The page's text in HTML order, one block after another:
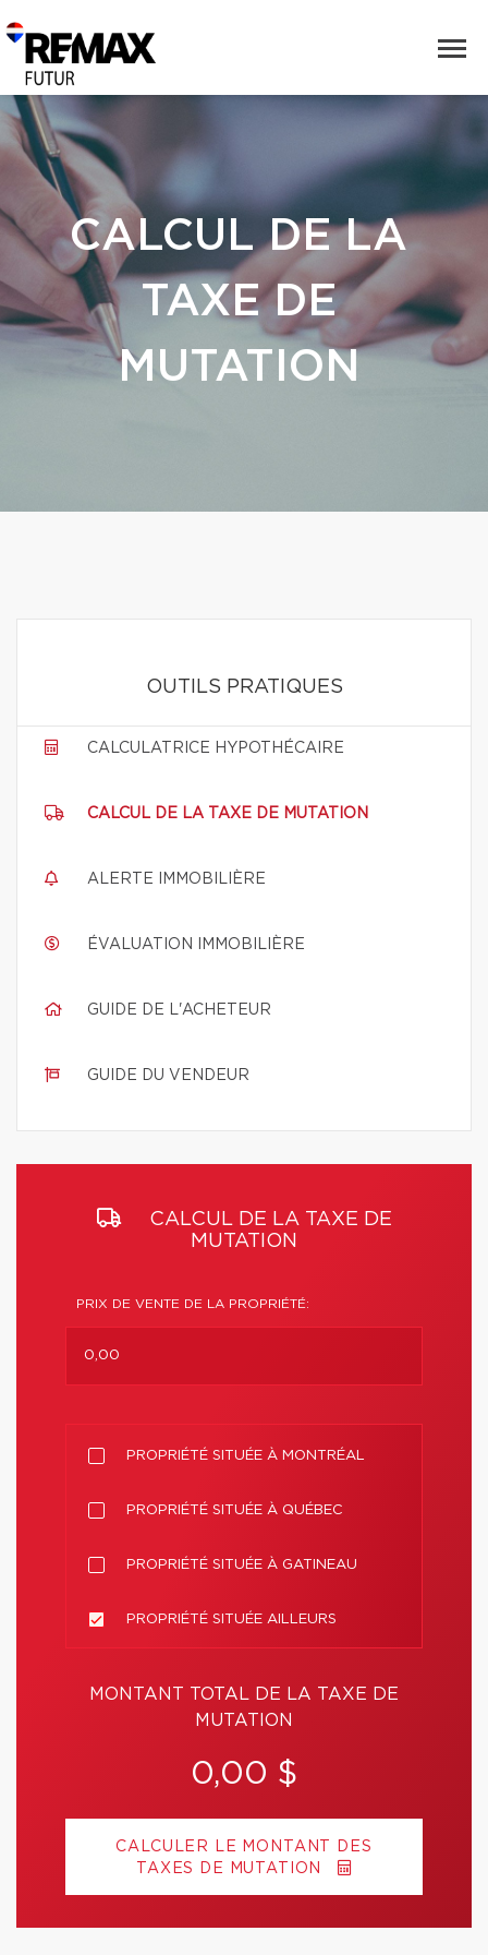
CALCUL DE LA
TAXE DE
MUTATION
OUTILS PRATIQUES
CALCULATRICE HYPOTHÉCAIRE
CALCUL DE LA TAXE DE MUTATION
ALERTE IMMOBILIÈRE
ÉVALUATION IMMOBILIÈRE
GUIDE DE L'ACHETEUR
GUIDE DU VENDEUR
CALCUL DE LA TAXE DE
MUTATION
PRIX DE VENTE DE LA PROPRIÉTÉ:
PROPRIÉTÉ SITUÉE À MONTRÉAL
PROPRIÉTÉ SITUÉE À QUÉBEC
PROPRIÉTÉ SITUÉE À GATINEAU
PROPRIÉTÉ SITUÉE AILLEURS
MONTANT TOTAL DE LA TAXE DE
MUTATION
0,00 $
CALCULER LE MONTANT DES
TAXES DE MUTATION